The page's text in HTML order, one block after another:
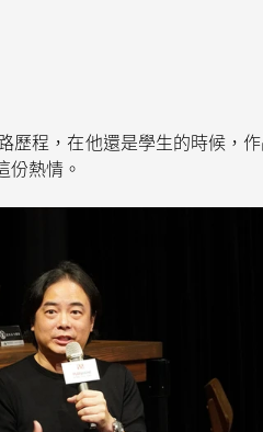
歷程，在他還是學生的時候，
份熱情。